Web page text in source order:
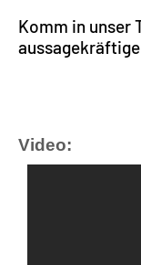
Komm in unser
Video: